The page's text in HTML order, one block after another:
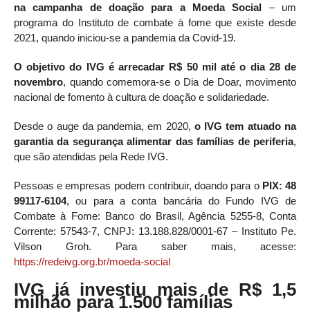
na campanha de doação para a Moeda Social – um
programa do Instituto de combate à fome que existe desde
2021, quando iniciou-se a pandemia da Covid-19.
O objetivo do IVG é arrecadar R$ 50 mil até o dia 28 de
novembro, quando comemora-se o Dia de Doar, movimento
nacional de fomento à cultura de doação e solidariedade.
Desde o auge da pandemia, em 2020, o IVG tem atuado na
garantia da segurança alimentar das famílias de periferia,
que são atendidas pela Rede IVG.
Pessoas e empresas podem contribuir, doando para o PIX: 48
99117-6104, ou para a conta bancária do Fundo IVG de
Combate à Fome: Banco do Brasil, Agência 5255-8, Conta
Corrente: 57543-7, CNPJ: 13.188.828/0001-67 – Instituto Pe.
Vilson Groh. Para saber mais, acesse:
https://redeivg.org.br/moeda-social
IVG já investiu mais de R$ 1,5
milhão para 1.500 famílias